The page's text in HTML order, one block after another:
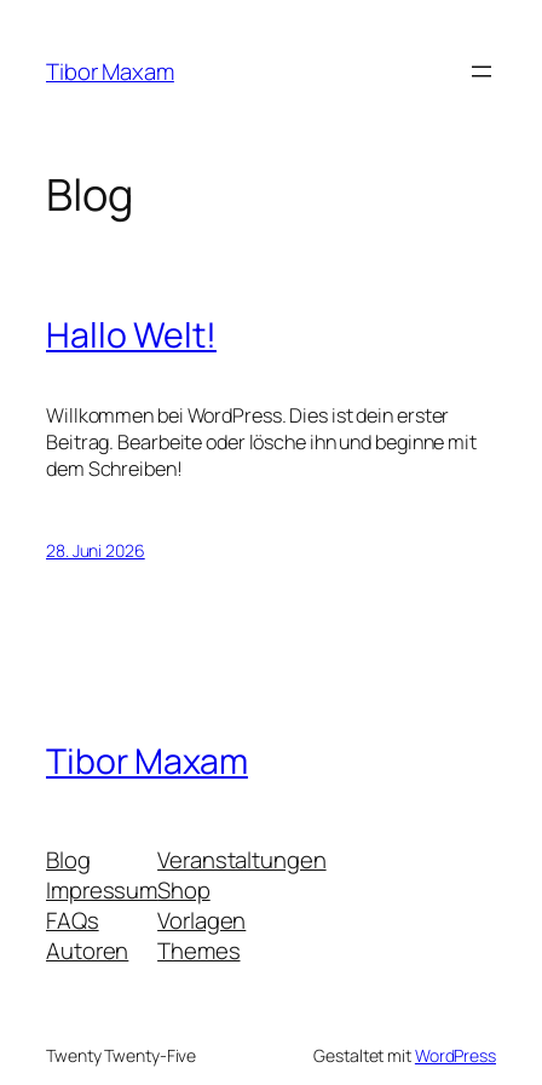
springen
Tibor Maxam
Blog
Hallo Welt!
Willkommen bei WordPress. Dies ist dein erster
Beitrag. Bearbeite oder lösche ihn und beginne mit
dem Schreiben!
28. Juni 2026
Tibor Maxam
Blog
Impressum
FAQs
Autoren
Veranstaltungen
Shop
Vorlagen
Themes
Twenty Twenty-Five Gestaltet mitWordPress